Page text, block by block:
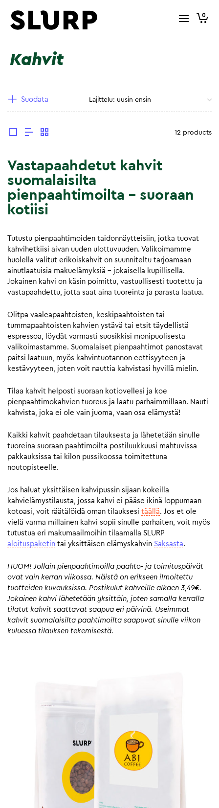
0
Kahvit
Suodata
12 products
Vastapaahdetut kahvit
suomalaisilta
pienpaahtimoilta – suoraan
kotiisi
Tutustu pienpaahtimoiden taidonnäytteisiin, jotka tuovat
kahvihetkiisi aivan uuden ulottuvuuden. Valikoimamme
huolella valitut erikoiskahvit on suunniteltu tarjoamaan
ainutlaatuisia makuelämyksiä – jokaisella kupillisella.
Jokainen kahvi on käsin poimittu, vastuullisesti tuotettu ja
vastapaahdettu, jotta saat aina tuoreinta ja parasta laatua.
Olitpa vaaleapaahtoisten, keskipaahtoisten tai
tummapaahtoisten kahvien ystävä tai etsit täydellistä
espressoa, löydät varmasti suosikkisi monipuolisesta
valikoimastamme. Suomalaiset pienpaahtimot panostavat
paitsi laatuun, myös kahvintuotannon eettisyyteen ja
kestävyyteen, joten voit nauttia kahvistasi hyvillä mielin.
Tilaa kahvit helposti suoraan kotiovellesi ja koe
pienpaahtimokahvien tuoreus ja laatu parhaimmillaan. Nauti
kahvista, joka ei ole vain juoma, vaan osa elämystä!
Kaikki kahvit paahdetaan tilauksesta ja lähetetään sinulle
tuoreina suoraan paahtimoilta postiluukkuusi mahtuvissa
pakkauksissa tai kilon pussikoossa toimitettuna
noutopisteelle.
Jos haluat yksittäisen kahvipussin sijaan kokeilla
kahvielämystilausta, jossa kahvi ei pääse ikinä loppumaan
kotoasi, voit räätälöidä oman tilauksesi täällä. Jos et ole
vielä varma millainen kahvi sopii sinulle parhaiten, voit myös
tutustua eri makumaailmoihin tilaamalla SLURP
aloituspaketin tai yksittäisen elämyskahvin Saksasta.
HUOM! Jollain pienpaahtimoilla paahto- ja toimituspäivät
ovat vain kerran viikossa. Näistä on erikseen ilmoitettu
tuotteiden kuvauksissa. Postikulut kahveille alkaen 3,49€.
Jokainen kahvi lähetetään yksittäin, joten samalla kerralla
tilatut kahvit saattavat saapua eri päivinä. Useimmat
kahvit suomalaisilta paahtimoilta saapuvat sinulle viikon
kuluessa tilauksen tekemisestä.